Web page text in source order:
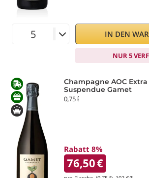
IN DEN
NUR 5
Champagne AOC
Suspendue Gamet
0,75 ℓ
Rabatt 8%
76,50€